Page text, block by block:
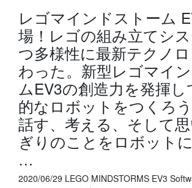
レゴマインドストーム
場！レゴの組み立てシ
つ多様性に最新テクノ
わった。新型レゴマイ
ムEV3の創造力を発揮し
的なロボットをつくろう
話す、考える、そして
ぎりのことをロボット
…
2020/06/29 LEGO MINDSTORMS EV3